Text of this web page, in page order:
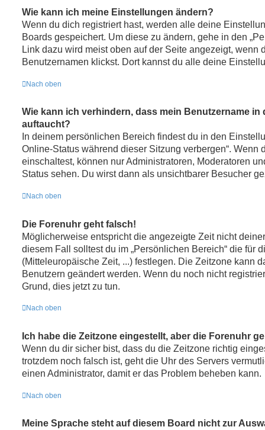
Wie kann ich meine Einstellungen ändern?
Wenn du dich registriert hast, werden alle deine
Boards gespeichert. Um diese zu ändern, gehe in den
Link dazu wird meist oben auf der Seite angezeigt, wenn
Benutzernamen klickst. Dort kannst du alle deine
Nach oben
Wie kann ich verhindern, dass mein Benutzername in
auftaucht?
In deinem persönlichen Bereich findest du in den
Online-Status während dieser Sitzung verbergen“. Wenn
einschaltest, können nur Administratoren, Moderatoren
Status sehen. Du wirst dann als unsichtbarer Besucher
Nach oben
Die Forenuhr geht falsch!
Möglicherweise entspricht die angezeigte Zeit nicht
diesem Fall solltest du im „Persönlichen Bereich“ die für
(Mitteleuropäische Zeit, ...) festlegen. Die Zeitzone kann
Benutzern geändert werden. Wenn du noch nicht
Grund, dies jetzt zu tun.
Nach oben
Ich habe die Zeitzone eingestellt, aber die Forenuhr
Wenn du dir sicher bist, dass du die Zeitzone richtig
trotzdem noch falsch ist, geht die Uhr des Servers
einen Administrator, damit er das Problem beheben kann.
Nach oben
Meine Sprache steht auf diesem Board nicht zur